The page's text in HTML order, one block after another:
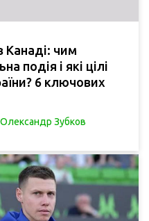
Канаді: чим
подія і які цілі
6 ключових
Олександр Зубков